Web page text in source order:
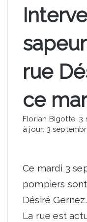
rue
ce
Florian Bigotte 3
à jour: 3
Ce mardi 3
pompiers
Désiré Gernez.
La rue est